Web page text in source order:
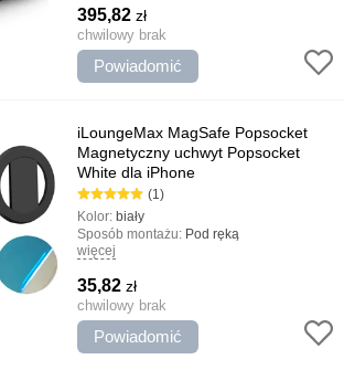
Do MacBook
Najważniejsze cechy:
Połączenie magnetyczne MagSafe,
Minimalistyczny design
395,82zł
chwilowy brak
Powiadomić
iLoungeMax MagSafe Popsocket
Magnetyczny uchwyt Popsocket
White dla iPhone
(1)
Kolor: biały
Sposób montażu: Pod ręką
Rodzaj uchwytu:
konstrukcja, Uchwyt magnetyczny,
Uniwersalny stojak, Szybka instalacja
więcej
35,82zł
chwilowy brak
Powiadomić